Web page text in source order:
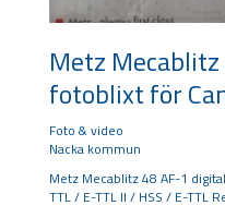
Metz
fotoblixt för
Foto & video
Nacka kommun
Metz Mecablitz 48 AF-1
TTL / E-TTL II / HSS / E-TTL